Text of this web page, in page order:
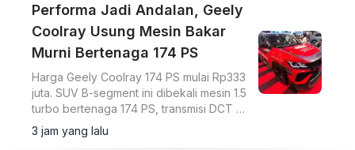
Performa Jadi Andalan, Geely
Coolray Usung Mesin Bakar
Murni Bertenaga 174 PS
Harga Geely Coolray 174 PS mulai Rp333
juta. SUV B-segment ini dibekali mesin 1.5
turbo bertenaga 174 PS, transmisi DCT 7
percepatan, akselerasi 0-100 km/jam
dalam 7,6 detik, serta ADAS Level 2.
3 jam yang lalu